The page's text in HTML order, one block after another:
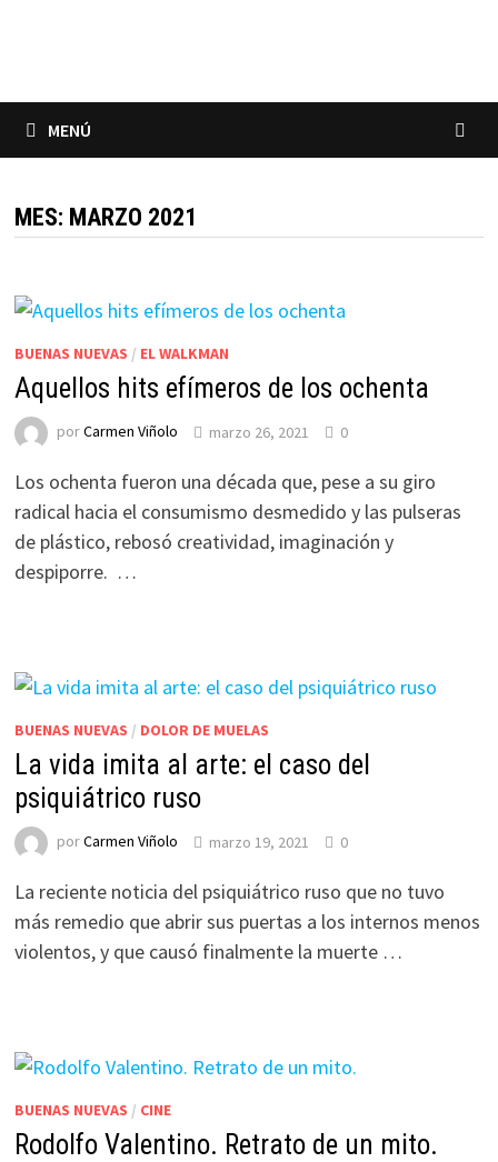
MENÚ
MES: MARZO 2021
BUENAS NUEVAS / EL WALKMAN
Aquellos hits efímeros de los ochenta
porCarmen Viñolo marzo 26, 2021 0
Los ochenta fueron una década que, pese a su giro
radical hacia el consumismo desmedido y las pulseras
de plástico, rebosó creatividad, imaginación y
despiporre. …
BUENAS NUEVAS / DOLOR DE MUELAS
La vida imita al arte: el caso del
psiquiátrico ruso
porCarmen Viñolo marzo 19, 2021 0
La reciente noticia del psiquiátrico ruso que no tuvo
más remedio que abrir sus puertas a los internos menos
violentos, y que causó finalmente la muerte …
BUENAS NUEVAS / CINE
Rodolfo Valentino. Retrato de un mito.